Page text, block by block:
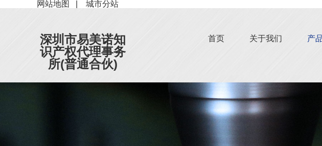
网站地图 城市分站
深圳市易美诺知
识产权代理事务
所(普通合伙)
首页 关于我们 产